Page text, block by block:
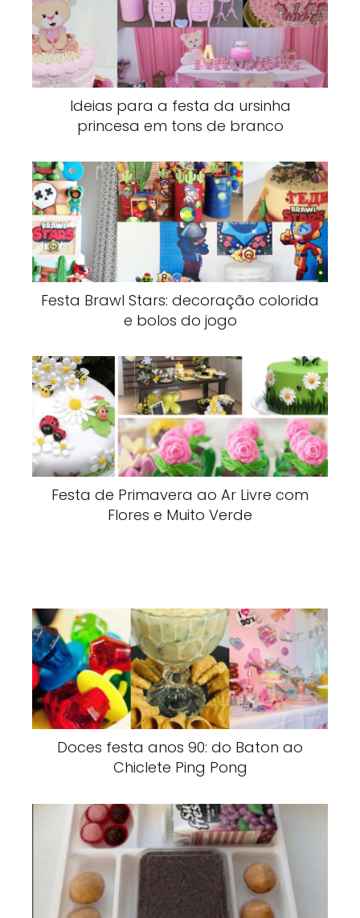
Ideias para a festa da ursinha
princesa em tons de branco
Festa Brawl Stars: decoração colorida
e bolos do jogo
Festa de Primavera ao Ar Livre com
Flores e Muito Verde
Doces festa anos 90: do Baton ao
Chiclete Ping Pong